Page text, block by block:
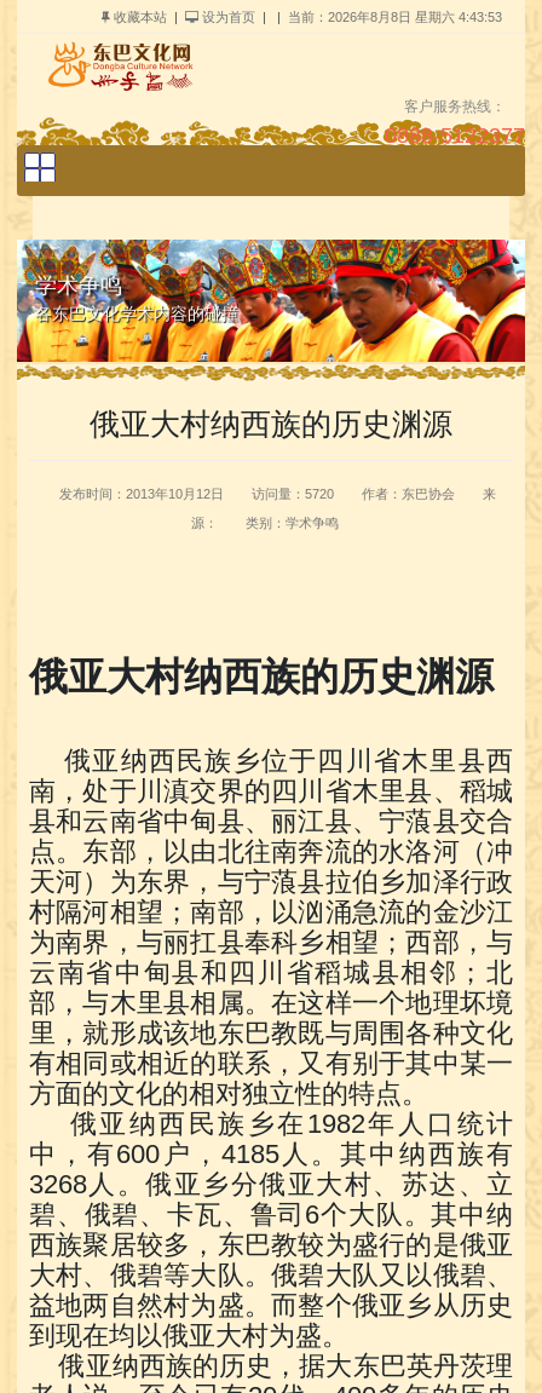
收藏本站| 设为首页| | 当前： 2026年8月8日 星期六 4:43:53
客户服务热线：
0888-5122377
搜索
学术争鸣
各东巴文化学术内容的碰撞
俄亚大村纳西族的历史渊源
发布时间：2013年10月12日 访问量：5720 作者：东巴协会
来
源：
类别：学术争鸣
俄亚大村纳西族的历史渊源
俄亚纳西民族乡位于四川省木里县西
南，处于川滇交界的四川省木里县、稻城
县和云南省中甸县、丽江县、宁蒗县交合
点。东部，以由北往南奔流的水洛河（冲
天河）为东界，与宁蒗县拉伯乡加泽行政
村隔河相望；南部，以汹涌急流的金沙江
为南界，与丽扛县奉科乡相望；西部，与
云南省中甸县和四川省稻城县相邻；北
部，与木里县相属。在这样一个地理坏境
里，就形成该地东巴教既与周围各种文化
有相同或相近的联系，又有别于其中某一
方面的文化的相对独立性的特点。
俄亚纳西民族乡在1982年人口统计
中，有600户，4185人。其中纳西族有
3268人。俄亚乡分俄亚大村、苏达、立
碧、俄碧、卡瓦、鲁司6个大队。其中纳
西族聚居较多，东巴教较为盛行的是俄亚
大村、俄碧等大队。俄碧大队又以俄碧、
益地两自然村为盛。而整个俄亚乡从历史
到现在均以俄亚大村为盛。
俄亚纳西族的历史，据大东巴英丹茨理